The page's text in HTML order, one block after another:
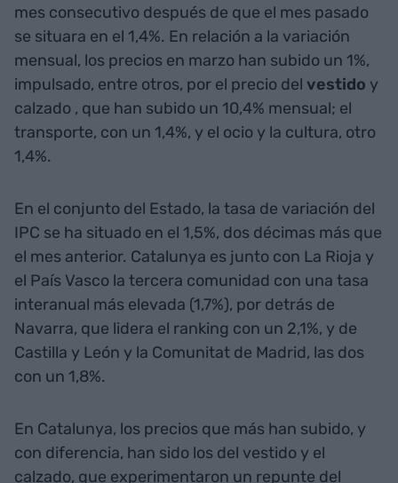
mes consecutivo después de que el mes pasado
se situara en el 1,4%. En relación a la variación
mensual, los precios en marzo han subido un 1%,
impulsado, entre otros, por el precio del vestido y
calzado , que han subido un 10,4% mensual; el
transporte, con un 1,4%, y el ocio y la cultura, otro
1,4%.
En el conjunto del Estado, la tasa de variación del
IPC se ha situado en el 1,5%, dos décimas más que
el mes anterior. Catalunya es junto con La Rioja y
el País Vasco la tercera comunidad con una tasa
interanual más elevada (1,7%), por detrás de
Navarra, que lidera el ranking con un 2,1%, y de
Castilla y León y la Comunitat de Madrid, las dos
con un 1,8%.
En Catalunya, los precios que más han subido, y
con diferencia, han sido los del vestido y el
calzado, que experimentaron un repunte del